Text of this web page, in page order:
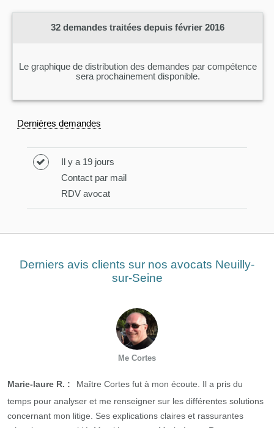
32 demandes traitées depuis février 2016
Le graphique de distribution des demandes par compétence
sera prochainement disponible.
Dernières demandes
Il y a 19 jours
Contact par mail
RDV avocat
Derniers avis clients sur nos avocats Neuilly-
sur-Seine
Me Cortes
Marie-laure R. :
Maître Cortes fut à mon écoute. Il a pris du
temps pour analyser et me renseigner sur les différentes solutions
concernant mon litige. Ses explications claires et rassurantes